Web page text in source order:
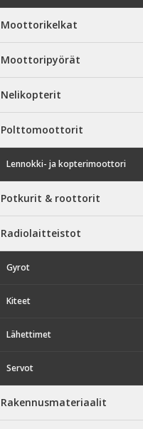
Moottorikelkat
Moottoripyörät
Nelikopterit
Polttomoottorit
Lennokki- ja kopterimoottori
Potkurit & roottorit
Radiolaitteistot
Gyrot
Kiteet
Lähettimet
Servot
Rakennusmateriaalit